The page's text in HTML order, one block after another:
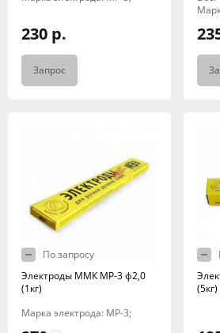
230 р.
Запрос
По запросу
Электроды ММК МР-3 ф2,0
(1кг)
Марка электрода: МР-3;
(5кг)